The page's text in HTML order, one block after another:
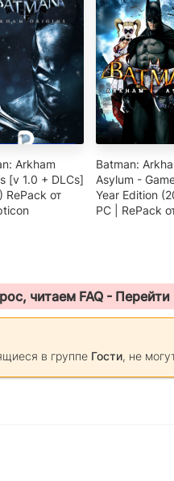
Arkham
[v 1.0 + DLCs]
RePack от
Batman:
Asylum -
Year Edition
PC | RePack
читаем FAQ - Перейти
в группе Гости, не